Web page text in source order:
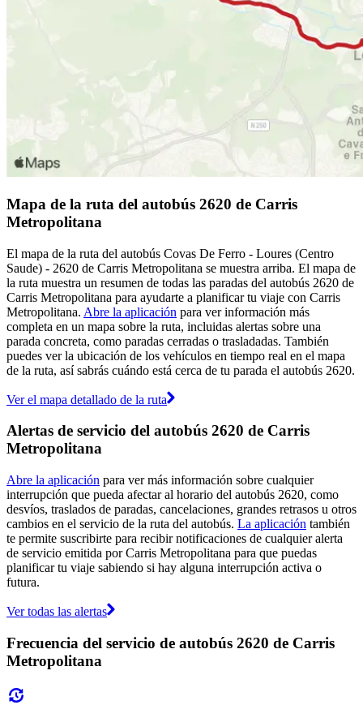
Mapa de la ruta del autobús 2620 de Carris
Metropolitana
El mapa de la ruta del autobús Covas De Ferro - Loures (Centro
Saude) - 2620 de Carris Metropolitana se muestra arriba. El mapa de
la ruta muestra un resumen de todas las paradas del autobús 2620 de
Carris Metropolitana para ayudarte a planificar tu viaje con Carris
Metropolitana. Abre la aplicación para ver información más
completa en un mapa sobre la ruta, incluidas alertas sobre una
parada concreta, como paradas cerradas o trasladadas. También
puedes ver la ubicación de los vehículos en tiempo real en el mapa
de la ruta, así sabrás cuándo está cerca de tu parada el autobús 2620.
Ver el mapa detallado de la ruta
Alertas de servicio del autobús 2620 de Carris
Metropolitana
Abre la aplicación para ver más información sobre cualquier
interrupción que pueda afectar al horario del autobús 2620, como
desvíos, traslados de paradas, cancelaciones, grandes retrasos u otros
cambios en el servicio de la ruta del autobús. La aplicación también
te permite suscribirte para recibir notificaciones de cualquier alerta
de servicio emitida por Carris Metropolitana para que puedas
planificar tu viaje sabiendo si hay alguna interrupción activa o
futura.
Ver todas las alertas
Frecuencia del servicio de autobús 2620 de Carris
Metropolitana